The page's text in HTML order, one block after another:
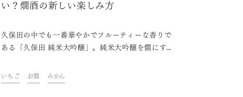
い？燗酒の新しい楽しみ方
久保田の中でも一番華やかでフルーティーな香りで
ある「久保田 純米大吟醸」。純米大吟醸を燗にする
ありません。どんな日本酒でも燗にすることは可能
なのです。特にフルーティーな香りは温度が低いと
いちご お燗 みかん